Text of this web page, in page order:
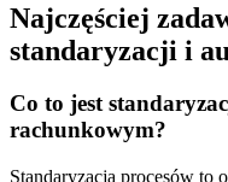
Najczęściej
standaryzacji i
Co to jest
rachunkowym?
Standaryzacja procesów to